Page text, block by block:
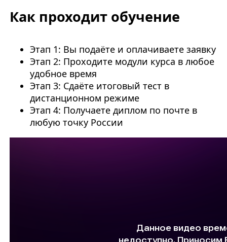
Как проходит обучение
Этап 1: Вы подаёте и оплачиваете заявку
Этап 2: Проходите модули курса в любое
удобное время
Этап 3: Сдаёте итоговый тест в
дистанционном режиме
Этап 4: Получаете диплом по почте в
любую точку России